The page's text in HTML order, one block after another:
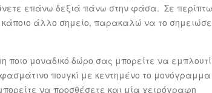
επάνω δεξιά πάνω στην φάσα. Σε
κάποιο άλλο σημείο, παρακαλώ να το
ποιο μοναδικό δώρο σας μπορείτε να
πουγκί με κεντημένο το μονόγραμμα
να προσθέσετε και μία χειρόγραφη